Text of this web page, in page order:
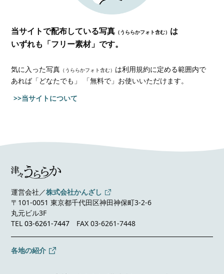
当サイトで配布している写真 （うららかフォト含む） は
いずれも「フリー素材」です。
気に入った写真 （うららかフォト含む） は利用規約に定める範囲内で
あれば「どなたでも」 「無料で」お使いいただけます。
>>当サイトについて
運営会社／株式会社かんざし
〒101-0051 東京都千代田区神田神保町3-2-6
丸元ビル3F
TEL03-6261-7447 FAX 03-6261-7448
各地の紹介